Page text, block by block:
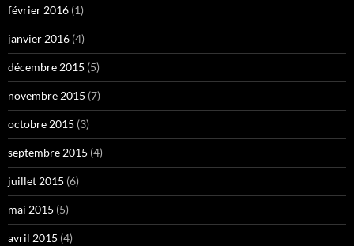
février 2016 (1)
janvier 2016 (4)
décembre 2015 (5)
novembre 2015 (7)
octobre 2015 (3)
septembre 2015 (4)
juillet 2015 (6)
mai 2015 (5)
avril 2015 (4)